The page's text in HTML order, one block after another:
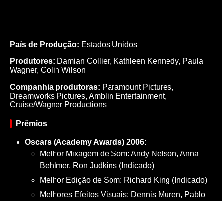
País de Produção: Estados Unidos
Produtores: Damian Collier, Kathleen Kennedy, Paula
Wagner, Colin Wilson
Companhia produtoras: Paramount Pictures,
Dreamworks Pictures, Amblin Entertainment,
Cruise/Wagner Productions
Prêmios
Oscars (Academy Awards) 2006:
Melhor Mixagem de Som: Andy Nelson, Anna
Behlmer, Ron Judkins (Indicado)
Melhor Edição de Som: Richard King (Indicado)
Melhores Efeitos Visuais: Dennis Muren, Pablo